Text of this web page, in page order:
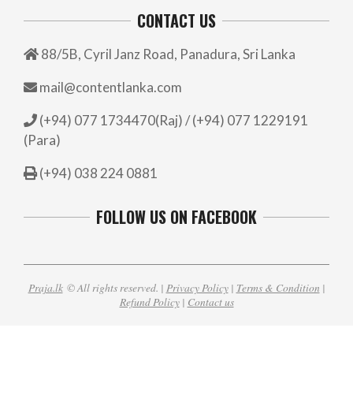
CONTACT US
88/5B, Cyril Janz Road, Panadura, Sri Lanka
mail@contentlanka.com
(+94) 077 1734470(Raj) / (+94) 077 1229191
(Para)
(+94) 038 224 0881
FOLLOW US ON FACEBOOK
Praja.lk© All rights reserved. | Privacy Policy| Terms & Condition |
Refund Policy| Contact us